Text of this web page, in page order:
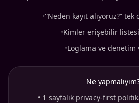
•“Neden kayıt alıyoruz?”
•Kimler erişebilir listesi
•Loglama ve denetim
Ne
• 1 sayfalık privacy-first